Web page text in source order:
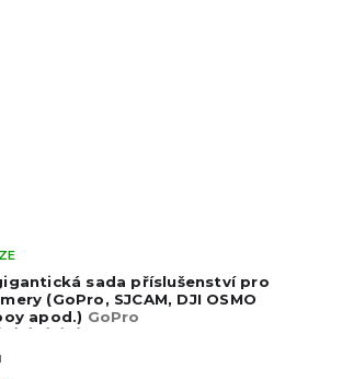
sada příslušenství pro
(GoPro, SJCAM, DJI OSMO
apod.) GoPro
7/6/5/4/3